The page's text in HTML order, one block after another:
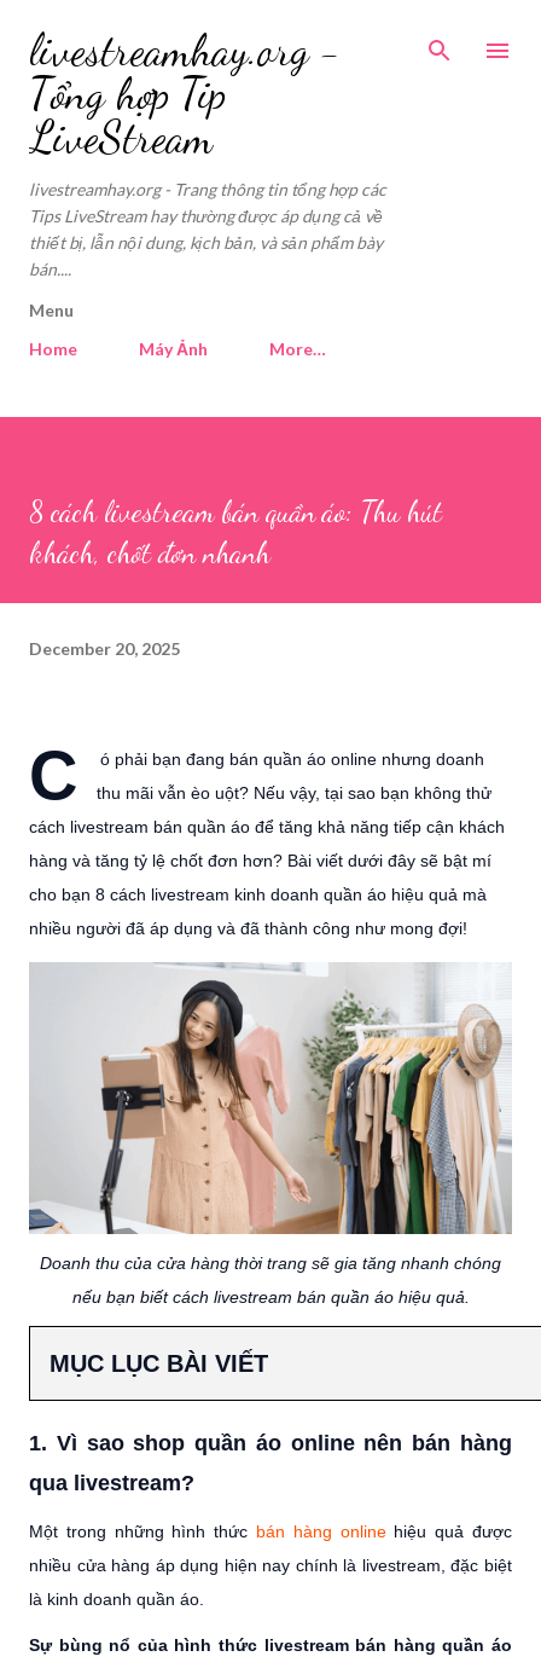
livestreamhay.org -
Tổng hợp Tip
LiveStream
livestreamhay.org - Trang thông tin tổng hợp các
Tips LiveStream hay thường được áp dụng cả về
thiết bị, lẫn nội dung, kịch bản, và sản phẩm bày
bán....
Menu
Home
Máy Ảnh More…
8 cách livestream bán quần áo: Thu hút
khách, chốt đơn nhanh
December 20, 2025
C
ó phải bạn đang bán quần áo online nhưng doanh
thu mãi vẫn èo uột? Nếu vậy, tại sao bạn không thử
cách livestream bán quần áo để tăng khả năng tiếp cận khách
hàng và tăng tỷ lệ chốt đơn hơn? Bài viết dưới đây sẽ bật mí
cho bạn 8 cách livestream kinh doanh quần áo hiệu quả mà
nhiều người đã áp dụng và đã thành công như mong đợi!
Doanh thu của cửa hàng thời trang sẽ gia tăng nhanh chóng
nếu bạn biết cách livestream bán quần áo hiệu quả.
MỤC LỤC BÀI VIẾT
1. Vì sao shop quần áo online nên bán hàng
qua livestream?
Một trong những hình thức bán hàng onlinehiệu quả được
nhiều cửa hàng áp dụng hiện nay chính là livestream, đặc biệt
là kinh doanh quần áo.
Sự bùng nổ của hình thức livestream bán hàng quần áo